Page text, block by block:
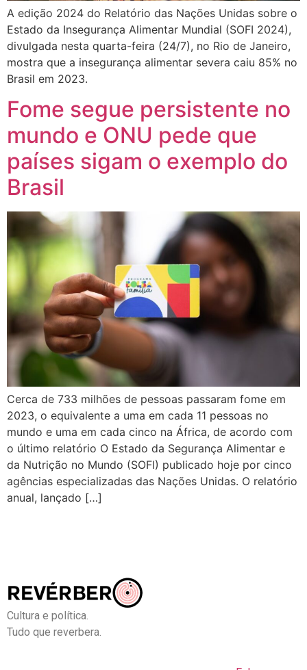
A edição 2024 do Relatório das Nações Unidas sobre o
Estado da Insegurança Alimentar Mundial (SOFI 2024),
divulgada nesta quarta-feira (24/7), no Rio de Janeiro,
mostra que a insegurança alimentar severa caiu 85% no
Brasil em 2023.
Fome segue persistente no
mundo e ONU pede que
países sigam o exemplo do
Brasil
Cerca de 733 milhões de pessoas passaram fome em
2023, o equivalente a uma em cada 11 pessoas no
mundo e uma em cada cinco na África, de acordo com
o último relatório O Estado da Segurança Alimentar e
da Nutrição no Mundo (SOFI) publicado hoje por cinco
agências especializadas das Nações Unidas. O relatório
anual, lançado […]
Cultura e política.
Tudo que reverbera.